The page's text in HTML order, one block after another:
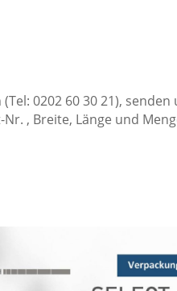
0202 60 30 21), senden
, Breite, Länge und